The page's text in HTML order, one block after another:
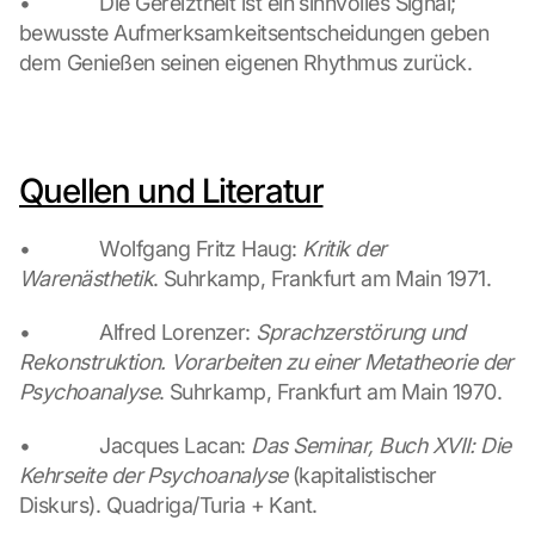
bewusste Aufmerksamkeitsentscheidungen geben
dem Genießen seinen eigenen Rhythmus zurück.
Quellen und Literatur
•             Wolfgang Fritz Haug: Kritik der
Warenästhetik. Suhrkamp, Frankfurt am Main 1971.
•             Alfred Lorenzer: Sprachzerstörung und
Rekonstruktion. Vorarbeiten zu einer Metatheorie der
Psychoanalyse. Suhrkamp, Frankfurt am Main 1970.
•             Jacques Lacan: Das Seminar, Buch XVII: Die
Kehrseite der Psychoanalyse (kapitalistischer
Diskurs). Quadriga/Turia + Kant.
G
o
M
p
s
D
a
t
a
i
l